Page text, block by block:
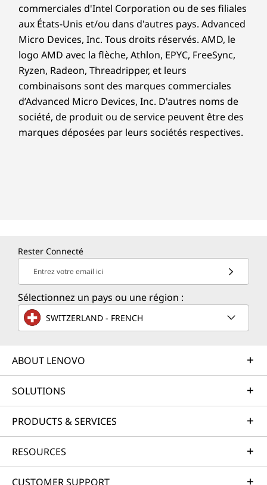
commerciales d'Intel Corporation ou de ses filiales
aux États-Unis et/ou dans d'autres pays. Advanced
Micro Devices, Inc. Tous droits réservés. AMD, le
logo AMD avec la flèche, Athlon, EPYC, FreeSync,
Ryzen, Radeon, Threadripper, et leurs
combinaisons sont des marques commerciales
d’Advanced Micro Devices, Inc. D'autres noms de
société, de produit ou de service peuvent être des
marques déposées par leurs sociétés respectives.
Rester Connecté
Entrez votre email ici
Sélectionnez un pays ou une région :
SWITZERLAND - FRENCH
ABOUT LENOVO
SOLUTIONS
PRODUCTS & SERVICES
RESOURCES
CUSTOMER SUPPORT